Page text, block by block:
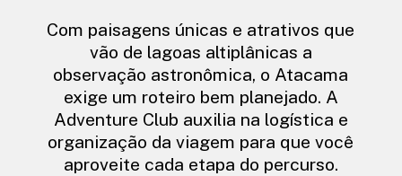
Com paisagens únicas e atrativos que
vão de lagoas altiplânicas a
observação astronômica, o Atacama
exige um roteiro bem planejado. A
Adventure Club auxilia na logística e
organização da viagem para que você
aproveite cada etapa do percurso.